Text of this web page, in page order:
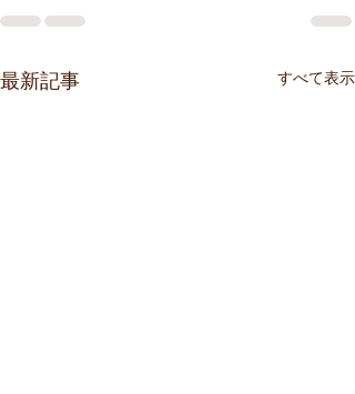
最新記事 すべて表示